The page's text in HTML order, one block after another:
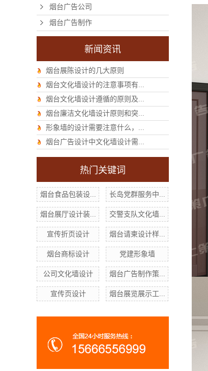
烟台广告公司
烟台广告制作
新闻资讯
烟台展陈设计的几大原则
烟台文化墙设计的注意事项有...
烟台文化墙设计遵循的原则及...
烟台廉洁文化墙设计原则和突...
形象墙的设计需要注意什么，...
烟台广告设计中文化墙设计需...
热门关键词
烟台食品包装设... 长岛党群服务中...
烟台展厅设计装... 交警支队文化墙...
宣传折页设计 烟台请柬设计样...
烟台商标设计 党建形象墙
公司文化墙设计 烟台广告制作策...
宣传页设计 烟台展览展示工...